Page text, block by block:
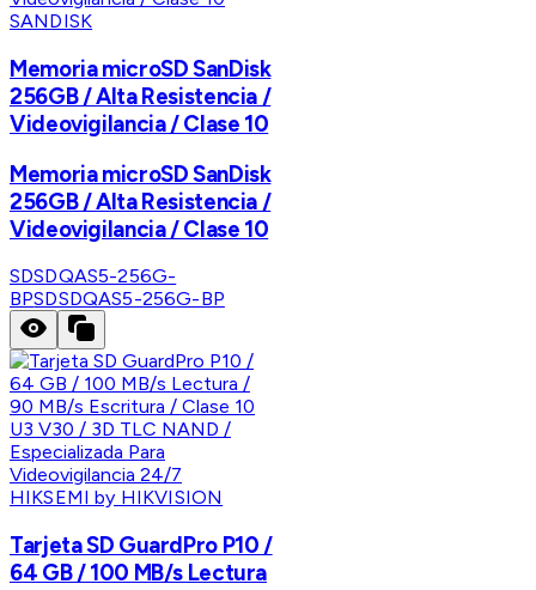
SANDISK
Memoria microSD SanDisk
256GB / Alta Resistencia /
Videovigilancia / Clase 10
Memoria microSD SanDisk
256GB / Alta Resistencia /
Videovigilancia / Clase 10
SDSDQAS5-256G-
BPSDSDQAS5-256G-BP
HIKSEMI by HIKVISION
Tarjeta SD GuardPro P10 /
64 GB / 100 MB/s Lectura